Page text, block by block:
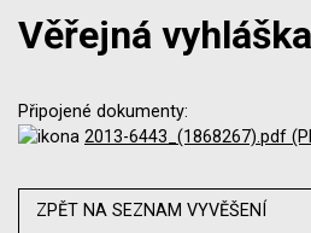
Věřejná vyhláška
Připojené dokumenty:
2013-6443_(1868267).pdf
ZPĚT NA SEZNAM VYVĚŠENÍ